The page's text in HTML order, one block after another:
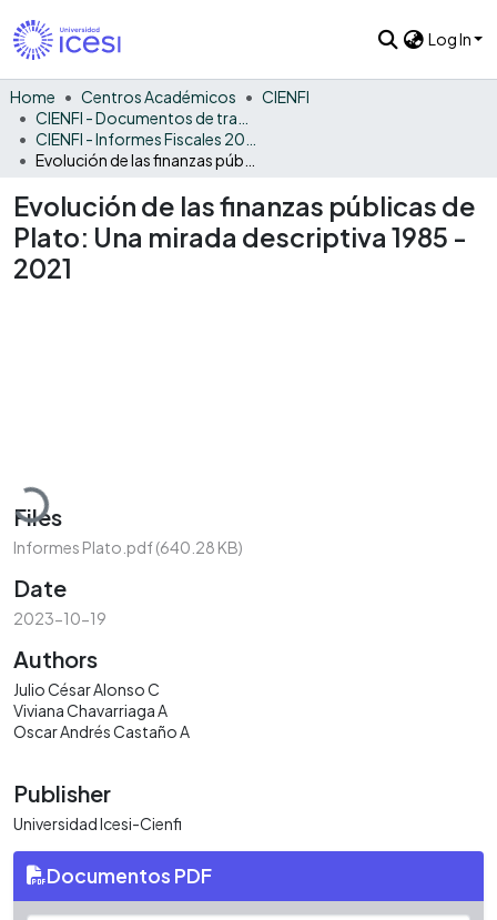
Log In
Home Centros Académicos
CIENFI
Evolución de las finanzas públicas de
Plato: Una mirada descriptiva 1985 -
2021
Loading...
Files
Informes Plato.pdf(640.28 KB)
Date
2023-10-19
Authors
Julio César Alonso C
Viviana Chavarriaga A
Oscar Andrés Castaño A
Publisher
Universidad Icesi-Cienfi
Documentos PDF